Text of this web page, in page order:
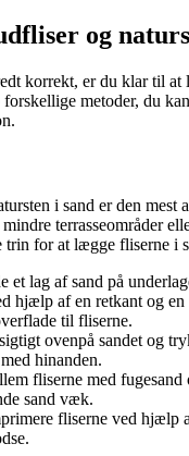
og
korrekt, er du klar til
forskellige metoder, du
i sand er den mest
terrasseområder
trin for at lægge fliserne i
et lag af sand på
hjælp af en retkant og en
til fliserne.
ovenpå sandet og
hinanden.
fliserne med
sand væk.
fliserne ved hjælp